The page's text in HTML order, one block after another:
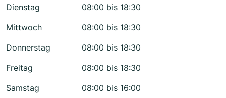
Dienstag
08:00 bis 18:30
Mittwoch
08:00 bis 18:30
Donnerstag
08:00 bis 18:30
Freitag
08:00 bis 18:30
Samstag
08:00 bis 16:00